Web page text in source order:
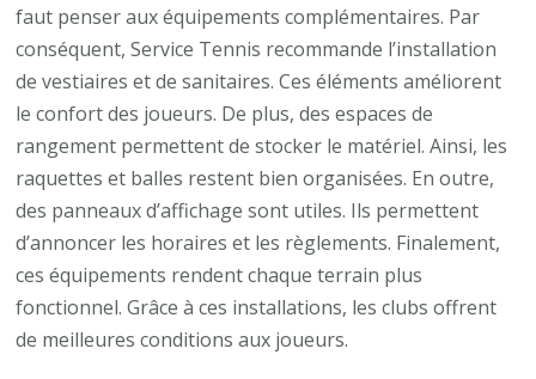
faut penser aux équipements complémentaires. Par
conséquent, Service Tennis recommande l’installation
de vestiaires et de sanitaires. Ces éléments améliorent
le confort des joueurs. De plus, des espaces de
rangement permettent de stocker le matériel. Ainsi, les
raquettes et balles restent bien organisées. En outre,
des panneaux d’affichage sont utiles. Ils permettent
d’annoncer les horaires et les règlements. Finalement,
ces équipements rendent chaque terrain plus
fonctionnel. Grâce à ces installations, les clubs offrent
de meilleures conditions aux joueurs.